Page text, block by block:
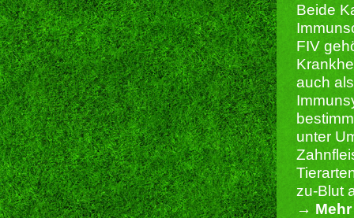
Beide
FIV
auch
unter
zu-Blut
→ Mehr